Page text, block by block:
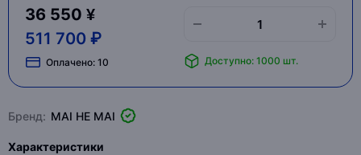
36 550 ¥
511 700 ₽
Оплачено: 10 Доступно: 1000 шт.
Бренд: MAI HE MAI
Характеристики